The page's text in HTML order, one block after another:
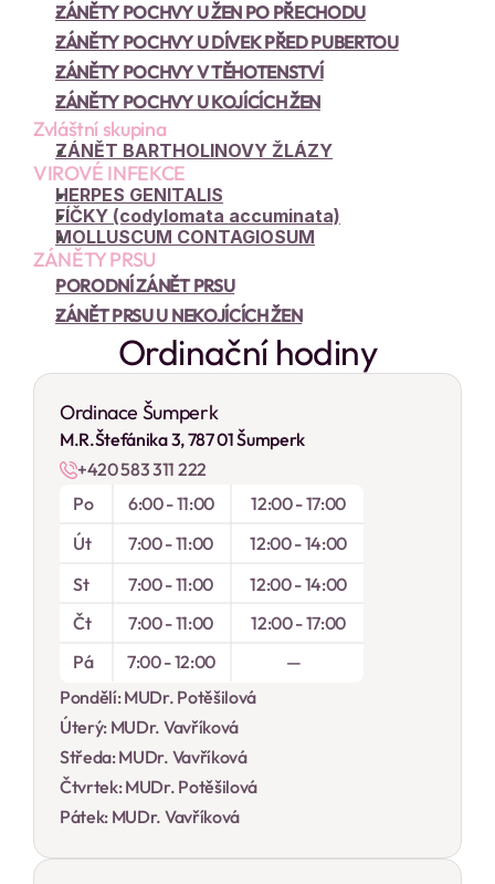
ZÁNĚTY POCHVY U ŽEN PO PŘECHODU
ZÁNĚTY POCHVY U DÍVEK PŘED PUBERTOU
ZÁNĚTY POCHVY V TĚHOTENSTVÍ
ZÁNĚTY POCHVY U KOJÍCÍCH ŽEN
Zvláštní skupina
ZÁNĚT BARTHOLINOVY ŽLÁZY
VIROVÉ INFEKCE
HERPES GENITALIS
FÍČKY (codylomata accuminata)
MOLLUSCUM CONTAGIOSUM
ZÁNĚTY PRSU
PORODNÍ ZÁNĚT PRSU
ZÁNĚT PRSU U NEKOJÍCÍCH ŽEN
Ordinační hodiny
Ordinace Šumperk
M.R.Štefánika 3, 787 01 Šumperk
+420 583 311 222
Po
6:00 - 11:00
12:00 - 17:00
Út
7:00 - 11:00
12:00 - 14:00
St
7:00 - 11:00
12:00 - 14:00
Čt
7:00 - 11:00
12:00 - 17:00
Pá
7:00 - 12:00
—
Pondělí: MUDr. Potěšilová
Úterý: MUDr. Vavříková
Středa: MUDr. Vavříková
Čtvrtek: MUDr. Potěšilová
Pátek: MUDr. Vavříková